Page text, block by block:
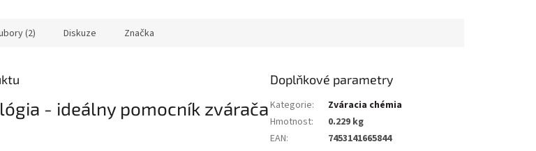
(2) Diskuze Značka
- ideálny pomocník zvárača
Doplňkové parametry
Kategorie:
Zváracia chémia
Hmotnost:
0.229 kg
EAN: 7453141665844